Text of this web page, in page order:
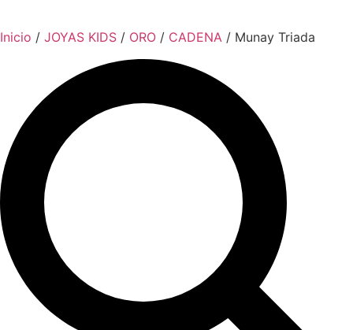
Inicio / JOYAS KIDS / ORO / CADENA / Munay Triada